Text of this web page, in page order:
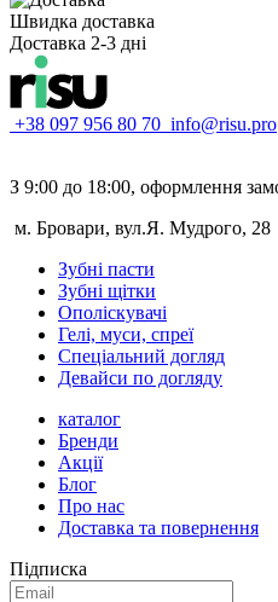
Швидка доставка
Доставка 2-3 дні
+38 097 956 80 70 info@risu.pro
З 9:00 до 18:00, оформлення
м. Бровари, вул.Я. Мудрого, 28
Зубні пасти
Зубні щітки
Ополіскувачі
Гелі, муси, спреї
Спеціальний догляд
Девайси по догляду
каталог
Бренди
Акції
Блог
Про нас
Доставка та повернення
Підписка